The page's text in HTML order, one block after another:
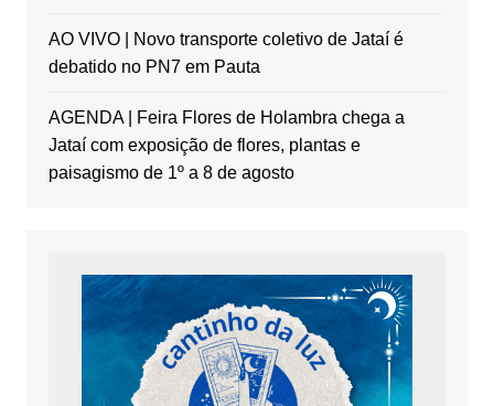
AO VIVO | Novo transporte coletivo de Jataí é
debatido no PN7 em Pauta
AGENDA | Feira Flores de Holambra chega a
Jataí com exposição de flores, plantas e
paisagismo de 1º a 8 de agosto